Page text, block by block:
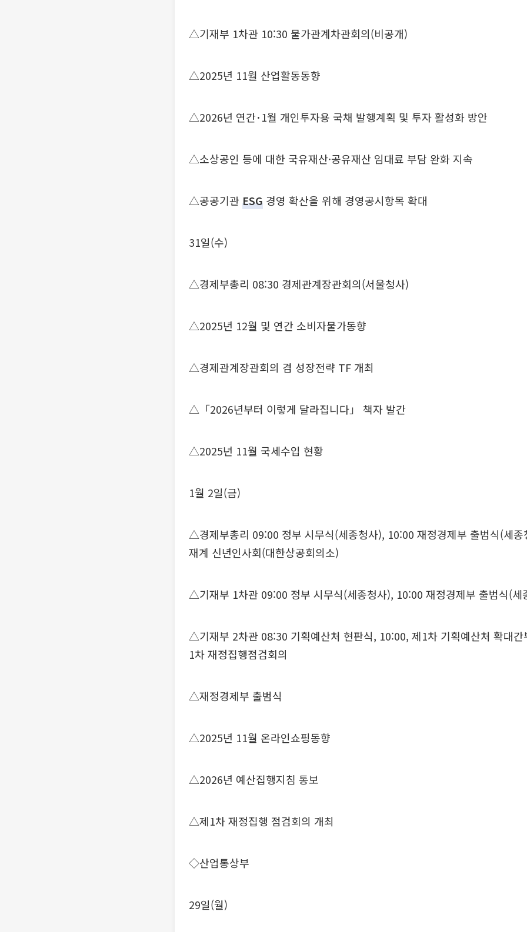
△기재부 1차관 10:30 물가관계차관회의(비공개)
△2025년 11월 산업활동동향
△2026년 연간･1월 개인투자용 국채 발행계획 및 투자 활성화 방안
△소상공인 등에 대한 국유재산·공유재산 임대료 부담 완화 지속
△공공기관ESG 경영 확산을 위해 경영공시항목 확대
31일(수)
△경제부총리 08:30 경제관계장관회의(서울청사)
△2025년 12월 및 연간 소비자물가동향
△경제관계장관회의 겸 성장전략 TF 개최
△「2026년부터 이렇게 달라집니다」 책자 발간
△2025년 11월 국세수입 현황
1월 2일(금)
△경제부총리 09:00 정부 시무식(세종청사), 10:00 재정경제부 출범식(세종
재계 신년인사회(대한상공회의소)
△기재부 1차관 09:00 정부 시무식(세종청사), 10:00 재정경제부 출범식(세
△기재부 2차관 08:30 기획예산처 현판식, 10:00, 제1차 기획예산처 확대간
1차 재정집행점검회의
△재정경제부 출범식
△2025년 11월 온라인쇼핑동향
△2026년 예산집행지침 통보
△제1차 재정집행 점검회의 개최
◇산업통상부
29일(월)